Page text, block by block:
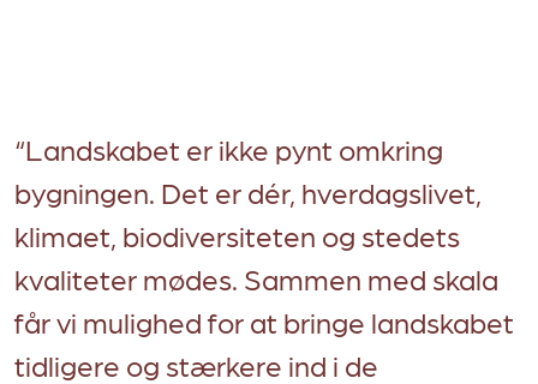
“Landskabet er ikke pynt omkring
bygningen. Det er dér, hverdagslivet,
klimaet, biodiversiteten og stedets
kvaliteter mødes. Sammen med skala
får vi mulighed for at bringe landskabet
tidligere og stærkere ind i de